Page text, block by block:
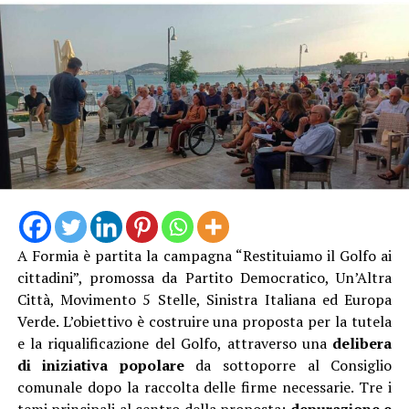
A Formia è partita la campagna “Restituiamo il Golfo ai
cittadini”, promossa da Partito Democratico, Un’Altra
Città, Movimento 5 Stelle, Sinistra Italiana ed Europa
Verde. L’obiettivo è costruire una proposta per la tutela
e la riqualificazione del Golfo, attraverso una delibera
di iniziativa popolareda sottoporre al Consiglio
comunale dopo la raccolta delle firme necessarie. Tre i